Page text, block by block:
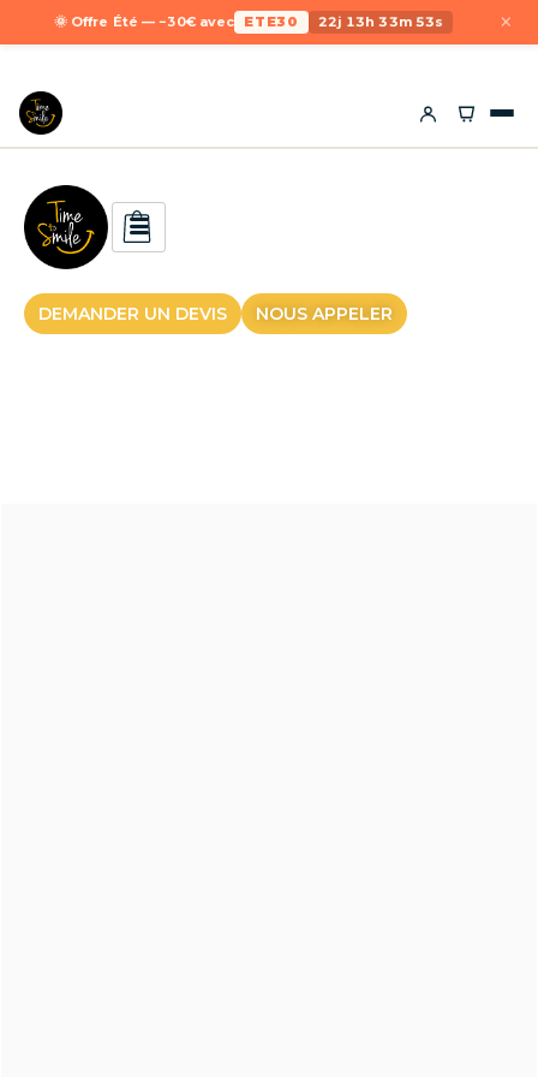
🌞 Offre Été — −30€ avec ETE30 22j 13h 33m 53s ×
DEMANDER UN DEVIS NOUS APPELER